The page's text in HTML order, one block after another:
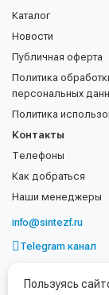
Каталог
Новости
Публичная оферта
Политика
персональных
Политика
Контакты
Телефоны
Как добраться
Наши менеджеры
info@sintezf.ru
Telegram канал
Пользуясь